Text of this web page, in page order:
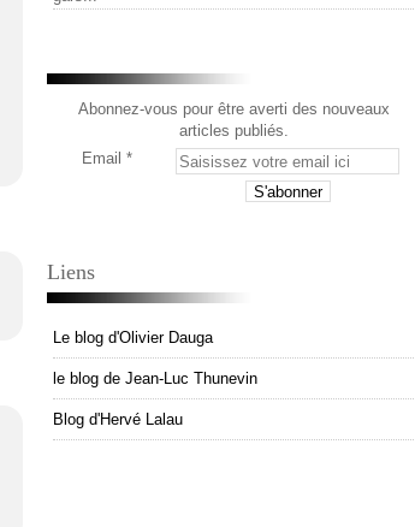
Abonnez-vous pour être averti des nouveaux
articles publiés.
Email
Liens
Le blog d'Olivier Dauga
le blog de Jean-Luc Thunevin
Blog d'Hervé Lalau